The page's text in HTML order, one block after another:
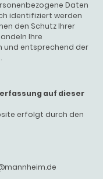
Daten
identifiziert werden
den Schutz Ihrer
Ihre
und entsprechend der
auf dieser
erfolgt durch den